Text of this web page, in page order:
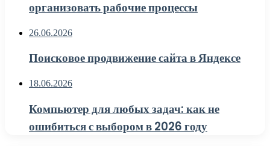
организовать рабочие процессы
26.06.2026
Поисковое продвижение сайта в Яндексе
18.06.2026
Компьютер для любых задач: как не
ошибиться с выбором в 2026 году